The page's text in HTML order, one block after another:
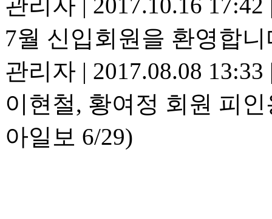
7월 신입회원을 환영합니
관리자 | 2017.08.08 13:33
이현철, 황여정 회원 피
아일보 6/29)